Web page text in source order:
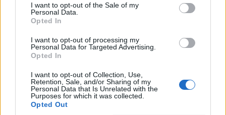
I want to opt-out of the Sale of my
Personal Data.
Opted In
I want to opt-out of processing my
Personal Data for Targeted Advertising.
Opted In
I want to opt-out of Collection, Use,
Retention, Sale, and/or Sharing of my
Personal Data that Is Unrelated with the
Purposes for which it was collected.
Opted Out
Actus Info